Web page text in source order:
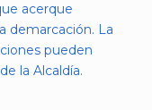
acerque
demarcación. La
pueden
la Alcaldía.